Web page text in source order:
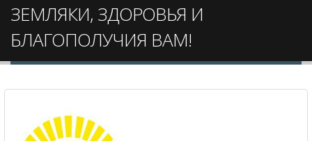
ЗЕМЛЯКИ, ЗДОРОВЬЯ И
БЛАГОПОЛУЧИЯ ВАМ!